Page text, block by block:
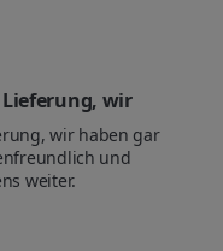
Lieferung, wir
wir haben gar
und
weiter.